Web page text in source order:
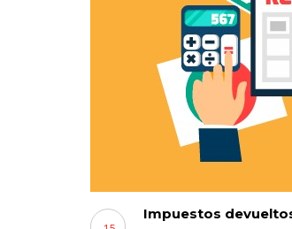
Impuestos